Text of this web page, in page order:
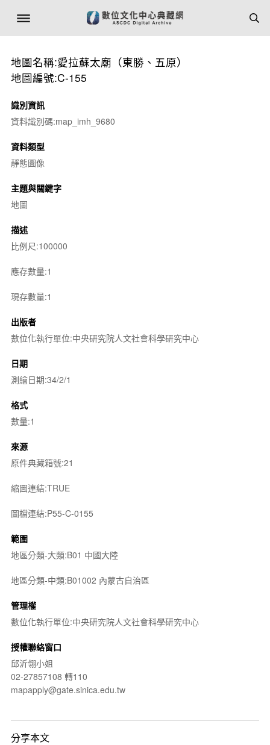
地圖名稱:愛拉蘇太廟（東勝、五原）
地圖編號:C-155
識別資訊
資料識別碼:map_imh_9680
資料類型
靜態圖像
主題與關鍵字
地圖
描述
比例尺:100000
應存數量:1
現存數量:1
出版者
數位化執行單位:中央研究院人文社會科學研究中心
日期
測繪日期:34/2/1
格式
數量:1
來源
原件典藏箱號:21
縮圖連結:TRUE
圖檔連結:P55-C-0155
範圍
地區分類-大類:B01 中國大陸
地區分類-中類:B01002 內蒙古自治區
管理權
數位化執行單位:中央研究院人文社會科學研究中心
授權聯絡窗口
邱沂翎小姐
02-27857108 轉110
mapapply@gate.sinica.edu.tw
分享本文